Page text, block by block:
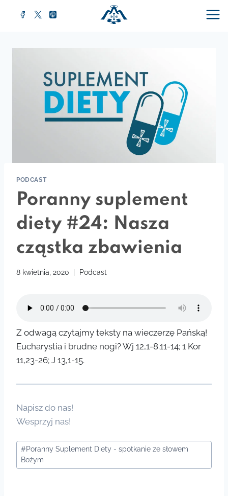
PODCAST
Poranny suplement
diety #24: Nasza
cząstka zbawienia
8 kwietnia, 2020 Podcast
Z odwagą czytajmy teksty na wieczerzę Pańską!
Eucharystia i brudne nogi? Wj 12,1-8.11-14; 1 Kor
11,23-26; J 13,1-15.
Napisz do nas!
Wesprzyj nas!
Tagi
wpisu:
#Poranny Suplement Diety - spotkanie ze słowem
Bożym